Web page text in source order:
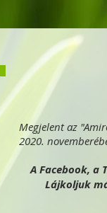
Megjelent az
2020.
A Facebook, a
Lájkoljuk